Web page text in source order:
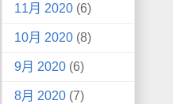
11月 2020 (6)
10月 2020 (8)
9月 2020 (6)
8月 2020 (7)